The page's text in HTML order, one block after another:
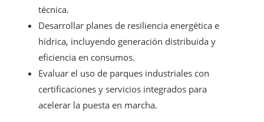
técnica.
Desarrollar planes de resiliencia energética e
hídrica, incluyendo generación distribuida y
eficiencia en consumos.
Evaluar el uso de parques industriales con
certificaciones y servicios integrados para
acelerar la puesta en marcha.